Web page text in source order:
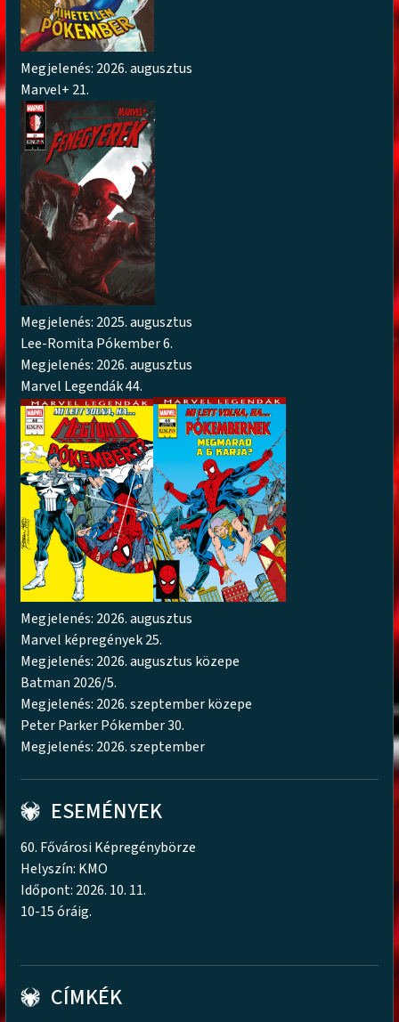
Megjelenés: 2026. augusztus
Marvel+ 21.
Megjelenés: 2025. augusztus
Lee-Romita Pókember 6.
Megjelenés: 2026. augusztus
Marvel Legendák 44.
Megjelenés: 2026. augusztus
Marvel képregények 25.
Megjelenés: 2026. augusztus közepe
Batman 2026/5.
Megjelenés: 2026. szeptember közepe
Peter Parker Pókember 30.
Megjelenés: 2026. szeptember
ESEMÉNYEK
60. Fővárosi Képregénybörze
Helyszín: KMO
Időpont: 2026. 10. 11.
10-15 óráig.
CÍMKÉK